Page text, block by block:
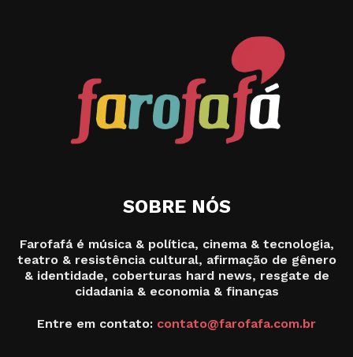
SOBRE NÓS
Farofafá é música & política, cinema & tecnologia,
teatro & resistência cultural, afirmação de gênero
& identidade, coberturas hard news, resgate de
cidadania & economia & finanças
Entre em contato: contato@farofafa.com.br